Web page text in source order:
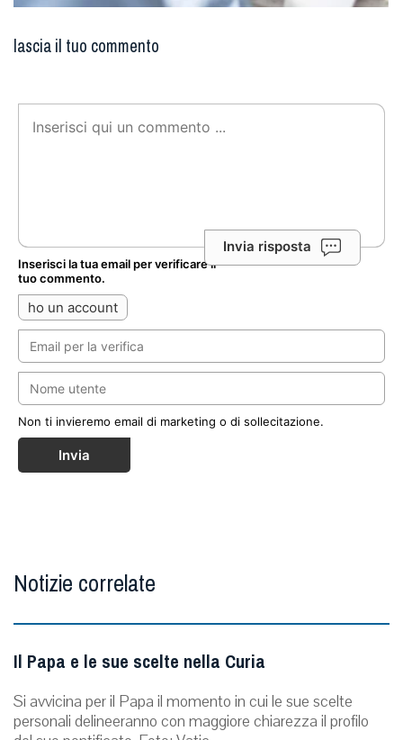
lascia il tuo commento
Invia risposta
Inserisci la tua email per verificare il
tuo commento.
ho un account
Non ti invieremo email di marketing o di sollecitazione.
Invia
Notizie correlate
Il Papa e le sue scelte nella Curia
Si avvicina per il Papa il momento in cui le sue scelte
personali delineeranno con maggiore chiarezza il profilo